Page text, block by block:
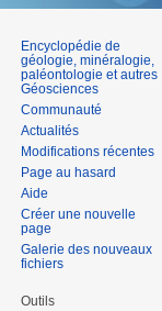
Encyclopédie de
géologie, minéralogie,
paléontologie et autres
Géosciences
Communauté
Actualités
Modifications récentes
Page au hasard
Aide
Créer une nouvelle
page
Galerie des nouveaux
fichiers
Outils